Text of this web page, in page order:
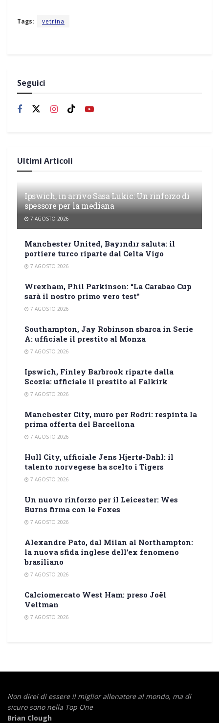
Tags: vetrina
Seguici
Ultimi Articoli
Ipswich, in arrivo Sasa Lukic: Un rinforzo di
spessore per la mediana
7 AGOSTO 2026
Manchester United, Bayındır saluta: il
portiere turco riparte dal Celta Vigo
7 AGOSTO 2026
Wrexham, Phil Parkinson: “La Carabao Cup
sarà il nostro primo vero test”
7 AGOSTO 2026
Southampton, Jay Robinson sbarca in Serie
A: ufficiale il prestito al Monza
7 AGOSTO 2026
Ipswich, Finley Barbrook riparte dalla
Scozia: ufficiale il prestito al Falkirk
7 AGOSTO 2026
Manchester City, muro per Rodri: respinta la
prima offerta del Barcellona
7 AGOSTO 2026
Hull City, ufficiale Jens Hjertø-Dahl: il
talento norvegese ha scelto i Tigers
7 AGOSTO 2026
Un nuovo rinforzo per il Leicester: Wes
Burns firma con le Foxes
7 AGOSTO 2026
Alexandre Pato, dal Milan al Northampton:
la nuova sfida inglese dell’ex fenomeno
brasiliano
7 AGOSTO 2026
Calciomercato West Ham: preso Joël
Veltman
7 AGOSTO 2026
Non direi di essere il miglior allenatore al mondo, ma di
sicuro sono nella Top One
Brian Clough